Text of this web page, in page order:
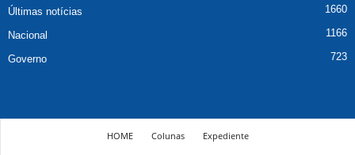
Últimas notícias 1660
Nacional 1166
Governo 723
HOME Colunas
Expediente